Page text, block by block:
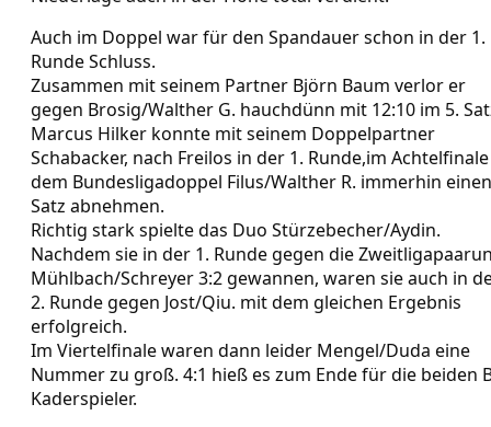
Auch im Doppel war für den Spandauer schon in der 1.
Runde Schluss.
Zusammen mit seinem Partner Björn Baum verlor er
gegen Brosig/Walther G. hauchdünn mit 12:10 im 5.
Marcus Hilker konnte mit seinem Doppelpartner
Schabacker, nach Freilos in der 1. Runde,im Achtelfinale
dem Bundesligadoppel Filus/Walther R. immerhin einen
Satz abnehmen.
Richtig stark spielte das Duo Stürzebecher/Aydin.
Nachdem sie in der 1. Runde gegen die
Mühlbach/Schreyer 3:2 gewannen, waren sie auch in
2. Runde gegen Jost/Qiu. mit dem gleichen Ergebnis
erfolgreich.
Im Viertelfinale waren dann leider Mengel/Duda eine
Nummer zu groß. 4:1 hieß es zum Ende für die beiden
Kaderspieler.